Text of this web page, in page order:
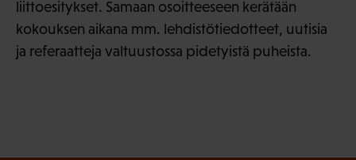
liittoesitykset. Samaan osoitteeseen kerätään
kokouksen aikana mm. lehdistötiedotteet, uutisia
ja referaatteja valtuustossa pidetyistä puheista.